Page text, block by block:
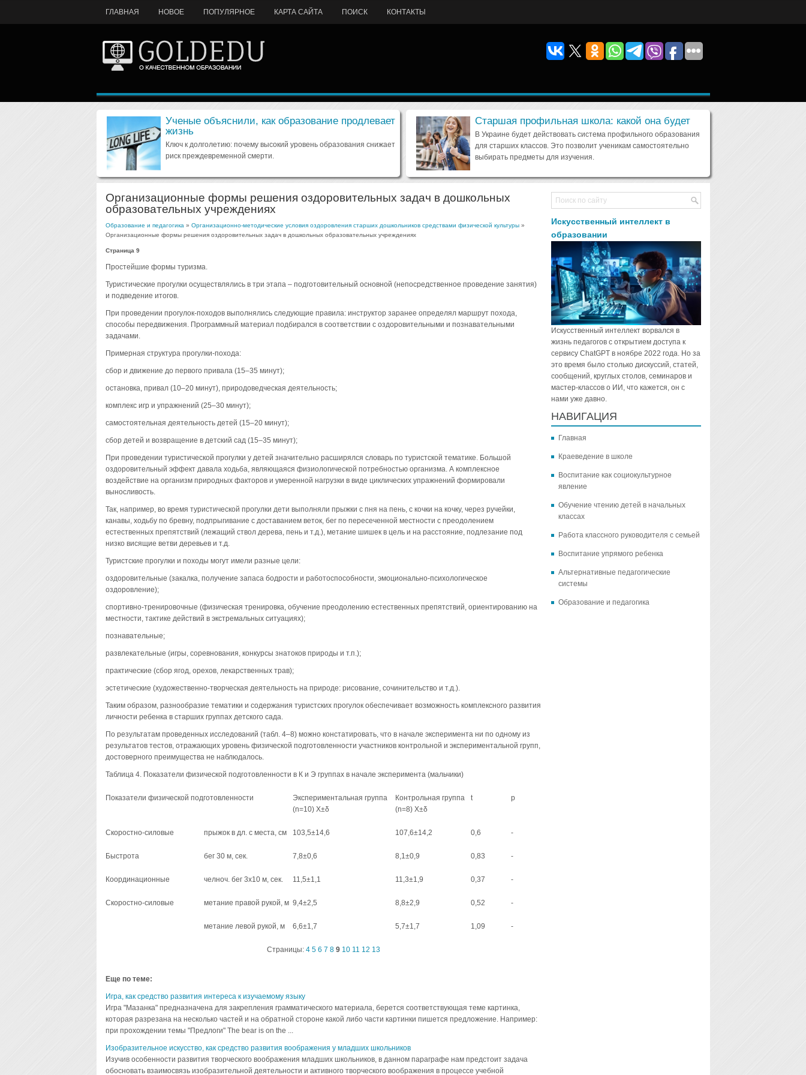
ГЛАВНАЯ НОВОЕ ПОПУЛЯРНОЕ КАРТА САЙТА ПОИСК КОНТАКТЫ
Ученые объяснили, как образование продлевает
жизнь
Ключ к долголетию: почему высокий уровень образования снижает
риск преждевременной смерти.
Старшая профильная школа: какой она будет
В Украине будет действовать система профильного образования
для старших классов. Это позволит ученикам самостоятельно
выбирать предметы для изучения.
Организационные формы решения оздоровительных задач в дошкольных
образовательных учреждениях
Образование и педагогика » Организационно-методические условия оздоровления старших дошкольников средствами физической культуры»
Организационные формы решения оздоровительных задач в дошкольных образовательных учреждениях
Страница 9
Простейшие формы туризма.
Туристические прогулки осуществлялись в три этапа – подготовительный основной (непосредственное проведение занятия)
и подведение итогов.
При проведении прогулок-походов выполнялись следующие правила: инструктор заранее определял маршрут похода,
способы передвижения. Программный материал подбирался в соответствии с оздоровительными и познавательными
задачами.
Примерная структура прогулки-похода:
сбор и движение до первого привала (15–35 минут);
остановка, привал (10–20 минут), природоведческая деятельность;
комплекс игр и упражнений (25–30 минут);
самостоятельная деятельность детей (15–20 минут);
сбор детей и возвращение в детский сад (15–35 минут);
При проведении туристической прогулки у детей значительно расширялся словарь по туристской тематике. Большой
оздоровительный эффект давала ходьба, являющаяся физиологической потребностью организма. А комплексное
воздействие на организм природных факторов и умеренной нагрузки в виде циклических упражнений формировали
выносливость.
Так, например, во время туристической прогулки дети выполняли прыжки с пня на пень, с кочки на кочку, через ручейки,
канавы, ходьбу по бревну, подпрыгивание с доставанием веток, бег по пересеченной местности с преодолением
естественных препятствий (лежащий ствол дерева, пень и т.д.), метание шишек в цель и на расстояние, подлезание под
низко висящие ветви деревьев и т.д.
Туристские прогулки и походы могут имели разные цели:
оздоровительные (закалка, получение запаса бодрости и работоспособности, эмоционально-психологическое
оздоровление);
спортивно-тренировочные (физическая тренировка, обучение преодолению естественных препятствий, ориентированию на
местности, тактике действий в экстремальных ситуациях);
познавательные;
развлекательные (игры, соревнования, конкурсы знатоков природы и т.п.);
практические (сбор ягод, орехов, лекарственных трав);
эстетические (художественно-творческая деятельность на природе: рисование, сочинительство и т.д.).
Таким образом, разнообразие тематики и содержания туристских прогулок обеспечивает возможность комплексного развития
личности ребенка в старших группах детского сада.
По результатам проведенных исследований (табл. 4–8) можно констатировать, что в начале эксперимента ни по одному из
результатов тестов, отражающих уровень физической подготовленности участников контрольной и экспериментальной групп,
достоверного преимущества не наблюдалось.
Таблица 4. Показатели физической подготовленности в К и Э группах в начале эксперимента (мальчики)
Показатели физической подготовленности
Экспериментальная группа
(n=10) Х±δ
Контрольная группа
(n=8) Х±δ
t p
Скоростно-силовые прыжок в дл. с места, см 103,5±14,6 107,6±14,2 0,6 -
Быстрота бег 30 м, сек. 7,8±0,6 8,1±0,9 0,83 -
Координационные челноч. бег 3х10 м, сек. 11,5±1,1 11,3±1,9 0,37 -
Скоростно-силовые метание правой рукой, м 9,4±2,5 8,8±2,9 0,52 -
метание левой рукой, м 6,6±1,7 5,7±1,7 1,09 -
Страницы: 4 5 6 7 8 9 10 11 12 13
Еще по теме:
Игра, как средство развития интереса к изучаемому языку
Игра "Мазанка" предназначена для закрепления грамматического материала, берется соответствующая теме картинка,
которая разрезана на несколько частей и на обратной стороне какой либо части картинки пишется предложение. Например:
при прохождении темы "Предлоги" The bear is on the ...
Изобразительное искусство, как средство развития воображения у младших школьников
Изучив особенности развития творческого воображения младших школьников, в данном параграфе нам предстоит задача
обосновать взаимосвязь изобразительной деятельности и активного творческого воображения в процессе учебной
Искусственный интеллект в
образовании
Искусственный интеллект ворвался в
жизнь педагогов с открытием доступа к
сервису ChatGPT в ноябре 2022 года. Но за
это время было столько дискуссий, статей,
сообщений, круглых столов, семинаров и
мастер-классов о ИИ, что кажется, он с
нами уже давно.
НАВИГАЦИЯ
Главная
Краеведение в школе
Воспитание как социокультурное
явление
Обучение чтению детей в начальных
классах
Работа классного руководителя с семьей
Воспитание упрямого ребенка
Альтернативные педагогические
системы
Образование и педагогика